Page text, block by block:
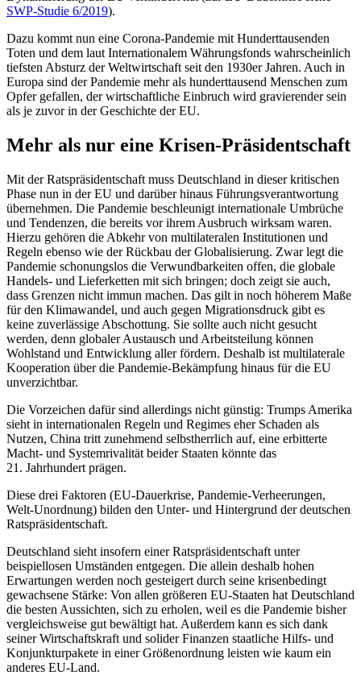
SWP-Studie 6/2019).
Dazu kommt nun eine Corona-Pandemie mit Hunderttausenden
Toten und dem laut Internationalem Währungsfonds wahr­scheinlich
tiefsten Absturz der Weltwirt­schaft seit den 1930er Jahren. Auch in
Euro­pa sind der Pandemie mehr als hundert­tausend Menschen zum
Opfer gefallen, der wirtschaftliche Einbruch wird gravierender sein
als je zuvor in der Geschichte der EU.
Mehr als nur eine Krisen‑Präsidentschaft
Mit der Ratspräsidentschaft muss Deutschland in dieser kritischen
Phase nun in der EU und darüber hinaus Führungsverantwortung
übernehmen. Die Pandemie be­schleunigt internationale Umbrüche
und Tendenzen, die bereits vor ihrem Ausbruch wirksam waren.
Hierzu gehören die Abkehrvon multilateralen Institutionen und
Regeln ebenso wie der Rückbau der Globalisierung. Zwar legt die
Pandemie schonungslos die Verwundbarkeiten offen, die globale
Han­dels- und Lieferketten mit sich bringen; doch zeigt sie auch,
dass Grenzen nicht immun machen. Das gilt in noch höherem Maße
für den Klimawandel, und auch gegen Migrationsdruck gibt es
keine zuverlässige Abschottung. Sie sollte auch nicht gesucht
werden, denn globaler Austausch und Arbeitsteilung können
Wohlstand und Ent­wicklung aller fördern. Deshalb ist multi­laterale
Kooperation über die Pandemie-Be­kämpfung hinaus für die EU
unverzichtbar.
Die Vorzeichen dafür sind allerdings nicht günstig: Trumps Amerika
sieht in internationalen Regeln und Regimes eher Schaden als
Nutzen, China tritt zunehmend selbstherrlich auf, eine erbitterte
Macht- und Systemrivalität beider Staaten könnte das
21. Jahrhundert prägen.
Diese drei Faktoren (EU-Dauerkrise, Pan­demie-Verheerungen,
Welt-Unordnung) bilden den Unter- und Hintergrund der deutschen
Ratspräsidentschaft.
Deutschland sieht insofern einer Ratspräsidentschaft unter
beispiellosen Um­ständen entgegen. Die allein deshalb hohen
Erwartungen werden noch gesteigert durch seine kri­senbedingt
gewachsene Stärke: Von allen größeren EU-Staaten hat Deutsch­land
die besten Aussichten, sich zu erholen, weil es die Pandemie bisher
vergleichsweise gut bewältigt hat. Außerdem kann es sich dank
seiner Wirtschaftskraft und solider Finanzen staatliche Hilfs- und
Konjunkturpakete in einer Größenordnung leisten wie kaum ein
anderes EU-Land.